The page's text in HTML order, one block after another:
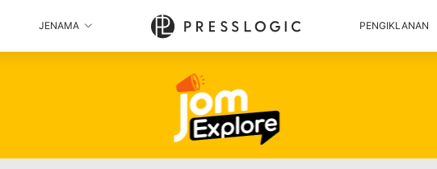
JENAMA PENGIKLANAN